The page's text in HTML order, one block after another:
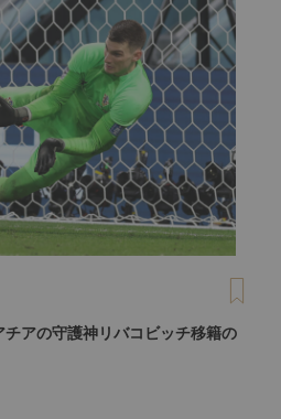
チアの守護神リバコビッチ移籍の